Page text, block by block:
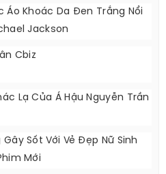
Áo Khoác Da Đen Trắng Nổi
Jackson
Cbiz
Lạ Của Á Hậu Nguyễn Trần
Sốt Với Vẻ Đẹp Nữ Sinh
Mới